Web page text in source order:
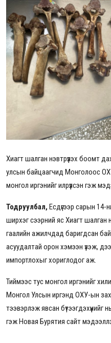
Гадаад мэдээ
People
Хиагт шалган нэвтрүүлэх боомт
улсын байцаагчид Монголоос
монгол иргэнийг илрүүлсэн гэж
Тодруулбал, Есдүгээр сарын
ширхэг сээрний яс Хиагт шалган
гаалийн ажилчдад баригдсан
асуудалтай орон хэмээн үзэж,
импортлохыг хориглодог аж.
Тиймээс тус монгол иргэнийг
Монгол Улсын иргэнд ОХУ-ын
тээвэрлэж явсан
гэжНовая Бурятия сайт